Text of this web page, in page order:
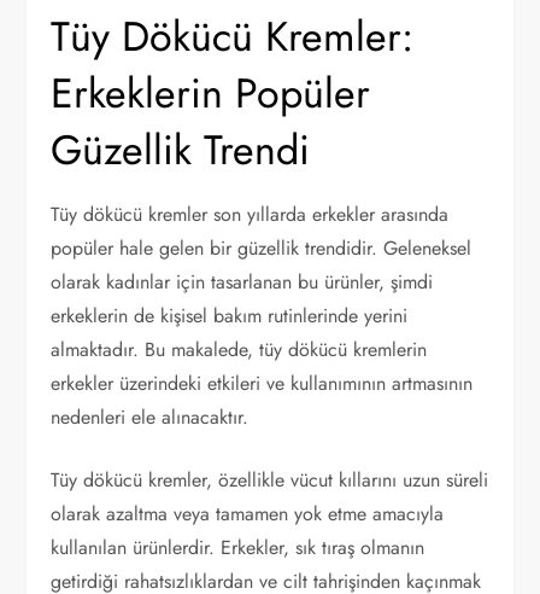
Tüy Dökücü Kremler:
Erkeklerin Popüler
Güzellik Trendi
Tüy dökücü kremler son yıllarda erkekler arasında
popüler hale gelen bir güzellik trendidir. Geleneksel
olarak kadınlar için tasarlanan bu ürünler, şimdi
erkeklerin de kişisel bakım rutinlerinde yerini
almaktadır. Bu makalede, tüy dökücü kremlerin
erkekler üzerindeki etkileri ve kullanımının artmasının
nedenleri ele alınacaktır.
Tüy dökücü kremler, özellikle vücut kıllarını uzun süreli
olarak azaltma veya tamamen yok etme amacıyla
kullanılan ürünlerdir. Erkekler, sık tıraş olmanın
getirdiği rahatsızlıklardan ve cilt tahrişinden kaçınmak